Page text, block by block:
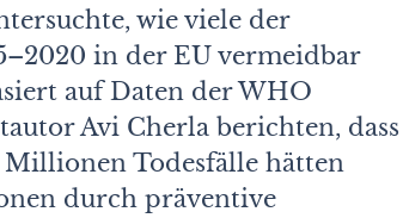
wie viele der
in der EU vermeidbar
auf Daten der WHO
Avi Cherla berichten, dass
Millio­nen Todesfälle hätten
durch präventive